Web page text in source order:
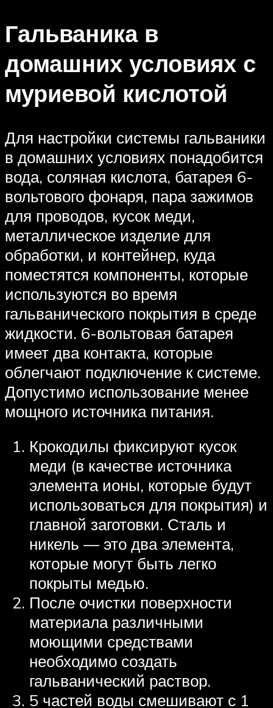
Гальваника в
домашних условиях с
муриевой кислотой
Для настройки системы гальваники
в домашних условиях понадобится
вода, соляная кислота, батарея 6-
вольтового фонаря, пара зажимов
для проводов, кусок меди,
металлическое изделие для
обработки, и контейнер, куда
поместятся компоненты, которые
используются во время
гальванического покрытия в среде
жидкости. 6-вольтовая батарея
имеет два контакта, которые
облегчают подключение к системе.
Допустимо использование менее
мощного источника питания.
Крокодилы фиксируют кусок
меди (в качестве источника
элемента ионы, которые будут
использоваться для покрытия) и
главной заготовки. Сталь и
никель — это два элемента,
которые могут быть легко
покрыты медью.
После очистки поверхности
материала различными
моющими средствами
необходимо создать
гальванический раствор.
5 частей воды смешивают с 1